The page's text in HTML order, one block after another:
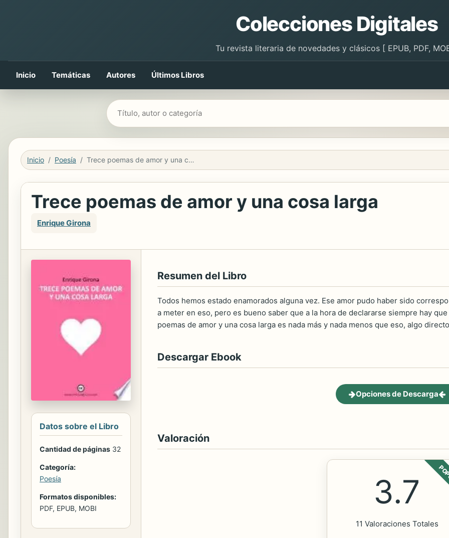
Colecciones Digitales
Tu revista literaria de novedades y clásicos [ EPUB, PDF,
Inicio Temáticas Autores Últimos Libros
Buscar libros
Inicio Poesía Trece poemas de amor y una cosa larga
Trece poemas de amor y una cosa larga
Enrique Girona
Datos sobre el Libro
Cantidad de páginas 32
Categoría:
Poesía
Formatos disponibles:
PDF, EPUB, MOBI
Resumen del Libro
Todos hemos estado enamorados alguna vez. Ese amor pudo haber sido
a meter en eso, pero es bueno saber que a la hora de declararse siempre hay
poemas de amor y una cosa larga es nada más y nada menos que eso, algo
Descargar Ebook
Opciones de Descarga
Valoración
3.7
11 Valoraciones Totales